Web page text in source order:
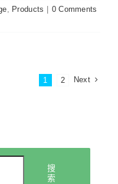
, Products
0 Comments
1 2 Next
搜
索